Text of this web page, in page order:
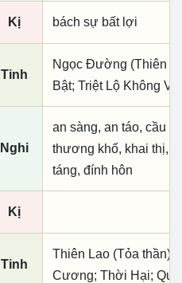
Kị bách sự bất lợi
Tinh
Ngọc Đường (Thiên
Bật; Triệt Lộ Không
Nghi
an sàng, an táo, cầu
thương khố, khai thị,
táng, đính hôn
Kị
Tinh
Thiên Lao (Tỏa thần);
Cương; Thời Hại;